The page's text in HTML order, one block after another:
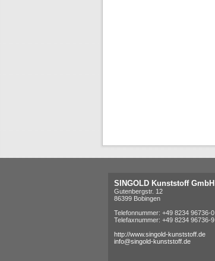
SINGOLD Kunststoff GmbH
Gutenbergstr. 12
86399 Bobingen
Telefonnummer: +49 8234 96736-0
Telefaxnummer: +49 8234 96736-9
http://www.singold-kunststoff.de
info@singold-kunststoff.de